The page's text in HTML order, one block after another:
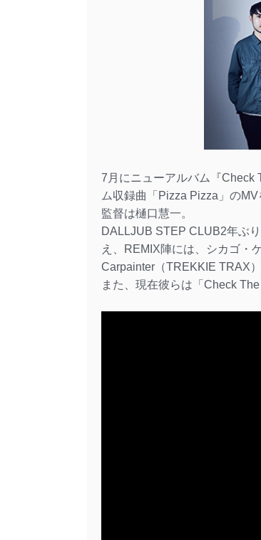
7月にニューアルバム『Check
ム収録曲「Pizza Pizza」のMV
監督は樋口慧一。
DALLJUB STEP CLUB2年ぶ
え、REMIX陣には、シカゴ・
Carpainter（TREKKIE TRAX
また、現在彼らは「Check